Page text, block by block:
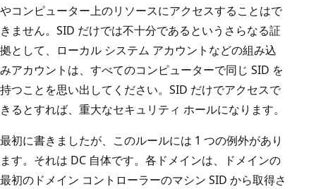
やコンピューター上のリソースにアクセスすることはで
きません。SID だけでは不十分であるというさらなる証
拠として、ローカル システム アカウントなどの組み込
みアカウントは、すべてのコンピューターで同じ SID を
持つことを思い出してください。SID だけでアクセスで
きるとすれば、重大なセキュリティ ホールになります。
最初に書きましたが、このルールには 1 つの例外があり
ます。それは DC 自体です。各ドメインは、ドメインの
最初のドメイン コントローラーのマシン SID から取得さ